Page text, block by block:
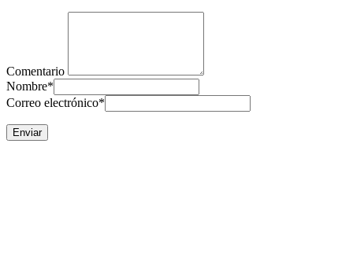
Comentario
Nombre*
Correo electrónico*